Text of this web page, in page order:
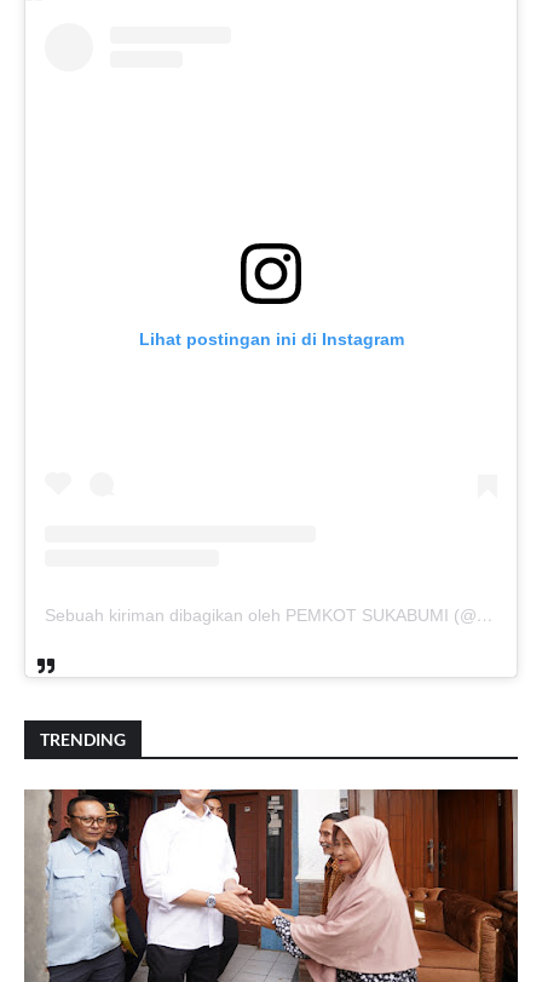
Lihat postingan ini di Instagram
Sebuah kiriman dibagikan oleh PEMKOT SUKABUMI (@pemkotsukabumi_)
TRENDING